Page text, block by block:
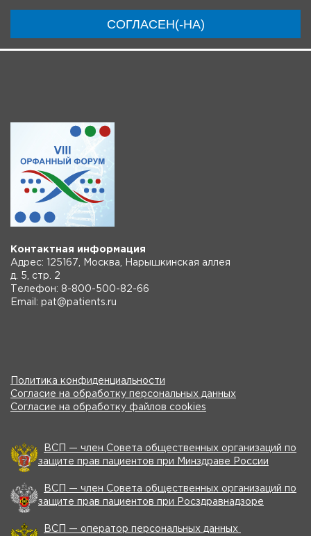
СОГЛАСЕН(-НА)
Инструкции
Контактная информация
Адрес: 125167, Москва, Нарышкинская аллея
д. 5, стр. 2
Телефон: 8-800-500-82-66
Email: pat@patients.ru
Политика конфиденциальности
Согласие на обработку персональных данных
Согласие на обработку файлов cookies
ВСП — член Совета общественных организаций по
защите прав пациентов при Минздраве России
ВСП — член Совета общественных организаций по
защите прав пациентов при Росздравнадзоре
ВСП — оператор персональных данных